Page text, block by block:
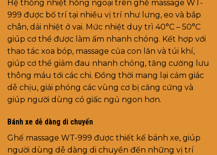
Hệ thống nhiệt hồng ngoại trên ghế massage WT-
999 được bố trí tại nhiều vị trí như lưng, eo và bắp
chân, dải nhiệt ở vai. Mức nhiệt duy trì 40°C – 50°C
giúp cơ thể được làm ấm nhanh chóng. Kết hợp với
thao tác xoa bóp, massage của con lăn và túi khí,
giúp cơ thể giảm đau nhanh chóng, tăng cường lưu
thông máu tới các chi. Đồng thời mang lại cảm giác
dễ chịu, giải phóng các vùng cơ bị căng cứng và
giúp người dùng có giấc ngủ ngon hơn.
Bánh xe dễ dàng di chuyển
Ghế massage WT-999 được thiết kế bánh xe, giúp
người dùng dễ dàng di chuyển đến những vị trí